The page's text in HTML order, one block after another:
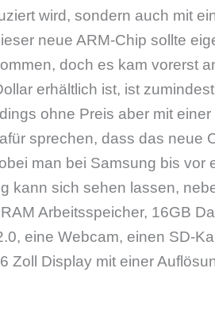
wird, sondern auch mit
neue ARM-Chip sollte
doch es kam vorerst
erhältlich ist, ist
ohne Preis aber mit
sprechen, dass das neue
man bei Samsung bis vor
kann sich sehen lassen,
Arbeitsspeicher, 16GB
eine Webcam, einen SD-
Zoll Display mit einer